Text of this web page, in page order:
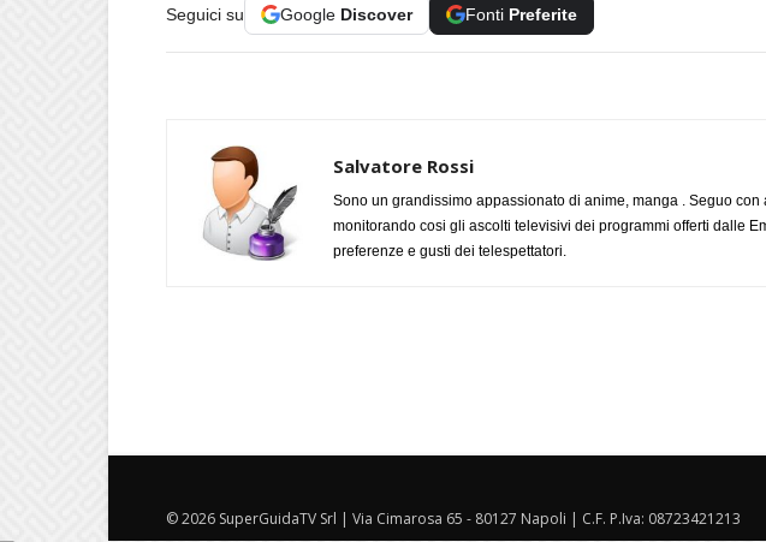
Seguici su Google Discover Fonti Preferite
Salvatore Rossi
Sono un grandissimo appassionato di anime, manga . Seguo con
monitorando cosi gli ascolti televisivi dei programmi offerti dalle
preferenze e gusti dei telespettatori.
© 2026 SuperGuidaTV Srl | Via Cimarosa 65 - 80127 Napoli | C.F. P.Iva: 08723421213